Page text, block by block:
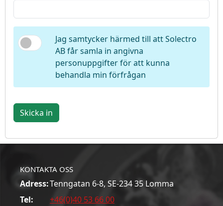
Jag samtycker härmed till att Solectro
AB får samla in angivna
personuppgifter för att kunna
behandla min förfrågan
Skicka in
KONTAKTA OSS
Adress:Tenngatan 6-8, SE-234 35 Lomma
Tel:
+46(0)40 53 66 00